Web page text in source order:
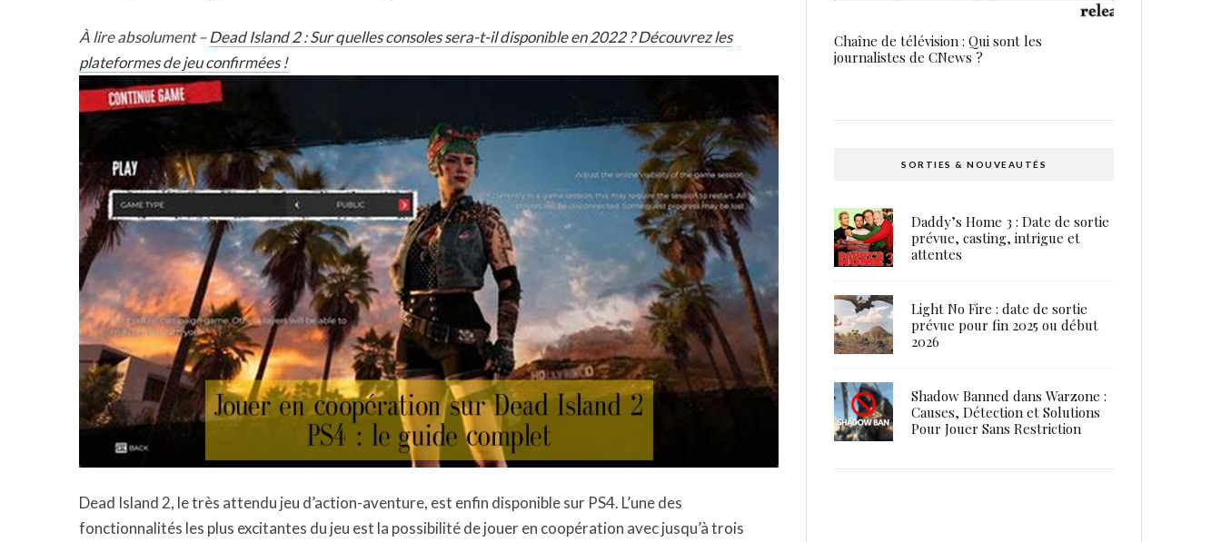
À lire absolument –Dead Island 2 : Sur quelles consoles sera-t-il disponible en 2022 ? Découvrez les
plateformes de jeu confirmées !
Dead Island 2, le très attendu jeu d’action-aventure, est enfin disponible sur PS4. L’une des
fonctionnalités les plus excitantes du jeu est la possibilité de jouer en coopération avec jusqu’à trois
Chaîne de télévision : Qui sont les
journalistes de CNews ?
SORTIES & NOUVEAUTÉS
Daddy’s Home 3 : Date de sortie
prévue, casting, intrigue et
attentes
Light No Fire : date de sortie
prévue pour fin 2025 ou début
2026
Shadow Banned dans Warzone :
Causes, Détection et Solutions
Pour Jouer Sans Restriction